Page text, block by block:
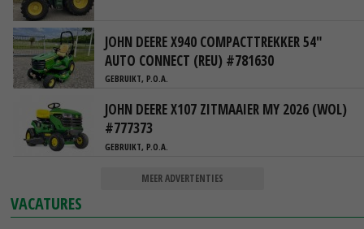
JOHN DEERE X940 COMPACTTREKKER 54"
AUTO CONNECT (REU) #781630
GEBRUIKT, P.O.A.
JOHN DEERE X107 ZITMAAIER MY 2026 (WOL)
#777373
GEBRUIKT, P.O.A.
MEER ADVERTENTIES
VACATURES